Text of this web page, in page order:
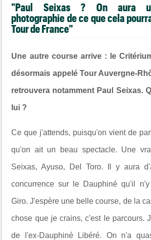
"Paul Seixas ? On aura
photographie de ce que cela
Tour de France"
Une autre course arrive : le
désormais appelé Tour Auvergne-
retrouvera notamment Paul Seixas.
lui ?
Ce que j'attends, puisqu'on vient de
qu'on ait un beau spectacle. Une
Seixas, Ayuso, Del Toro. Il y aura
concurrence sur le Dauphiné qu'il
Giro. J'espère une belle course, de la
chose que je crains, c'est le parcours.
de l'ex-Dauphiné Libéré. On n'a